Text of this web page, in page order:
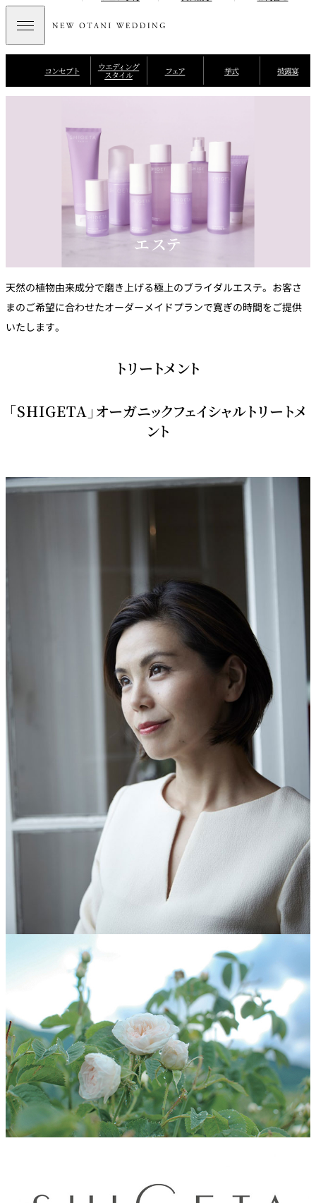
コンセプト ウエディング
スタイル フェア 挙式 披露宴
エステ
天然の植物由来成分で磨き上げる極上のブライダルエステ。お客さ
まのご希望に合わせたオーダーメイドプランで寛ぎの時間をご提供
いたします。
トリートメント
「SHIGETA」オーガニックフェイシャルトリートメ
ント